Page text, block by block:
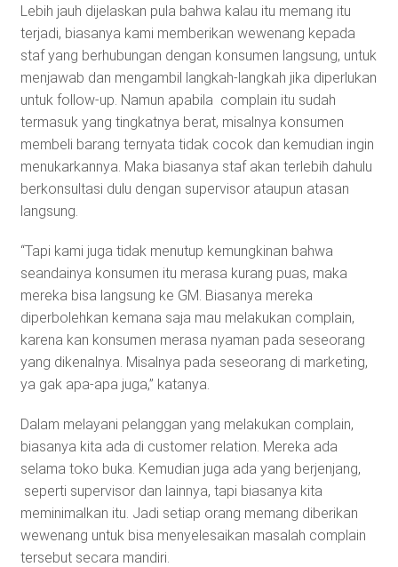
Lebih jauh dijelaskan pula bahwa kalau itu memang itu
terjadi, biasanya kami memberikan wewenang kepada
staf yang berhubungan dengan konsumen langsung, untuk
menjawab dan mengambil langkah-langkah jika diperlukan
untuk follow-up. Namun apabila complain itu sudah
termasuk yang tingkatnya berat, misalnya konsumen
membeli barang ternyata tidak cocok dan kemudian ingin
menukarkannya. Maka biasanya staf akan terlebih dahulu
berkonsultasi dulu dengan supervisor ataupun atasan
langsung.
“Tapi kami juga tidak menutup kemungkinan bahwa
seandainya konsumen itu merasa kurang puas, maka
mereka bisa langsung ke GM. Biasanya mereka
diperbolehkan kemana saja mau melakukan complain,
karena kan konsumen merasa nyaman pada seseorang
yang dikenalnya. Misalnya pada seseorang di marketing,
ya gak apa-apa juga,” katanya.
Dalam melayani pelanggan yang melakukan complain,
biasanya kita ada di customer relation. Mereka ada
selama toko buka. Kemudian juga ada yang berjenjang,
seperti supervisor dan lainnya, tapi biasanya kita
meminimalkan itu. Jadi setiap orang memang diberikan
wewenang untuk bisa menyelesaikan masalah complain
tersebut secara mandiri.